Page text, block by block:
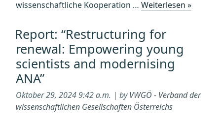
wissenschaftliche Kooperation … Weiterlesen »„“Event
Report: “Restructuring for
renewal: Empowering young
scientists and modernising
ANA”
Oktober 29, 2024 9:42 a.m. | byVWGÖ - Verband der
wissenschaftlichen Gesellschaften Österreichs